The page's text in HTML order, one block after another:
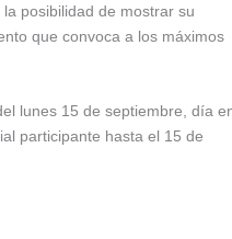
posibilidad de mostrar su
que convoca a los máximos
lunes 15 de septiembre, día
participante hasta el 15 de